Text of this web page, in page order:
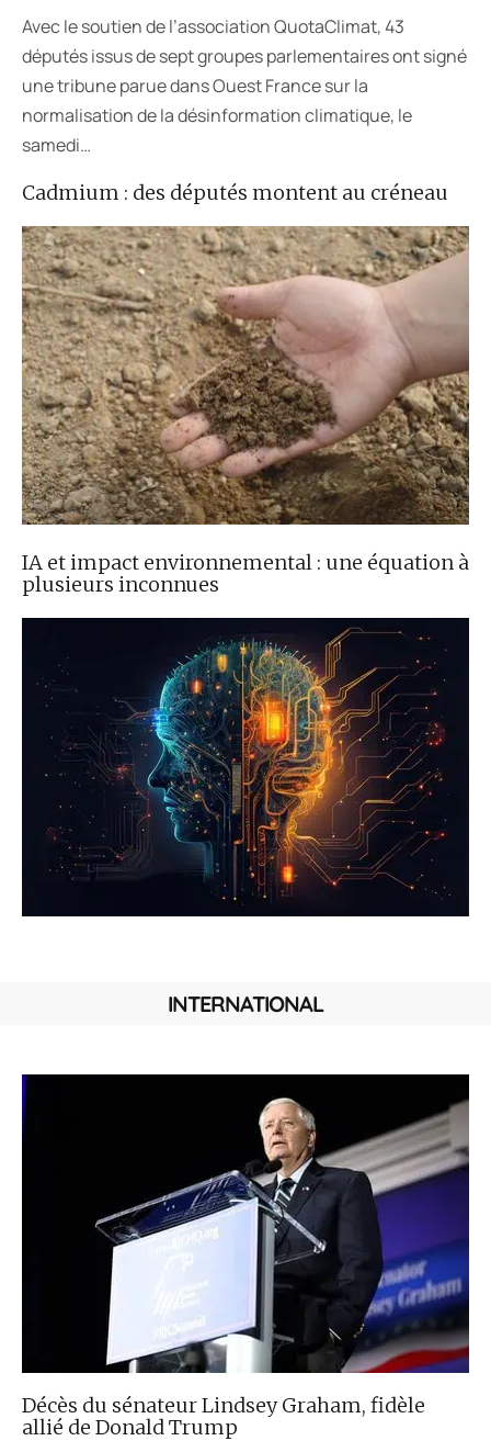
Cadmium : des députés montent au créneau
IA et impact environnemental : une équation à
plusieurs inconnues
Avec le soutien de l’association QuotaClimat, 43
députés issus de sept groupes parlementaires ont signé
une tribune parue dans Ouest France sur la
normalisation de la désinformation climatique, le
samedi…
INTERNATIONAL
Décès du sénateur Lindsey Graham, fidèle
allié de Donald Trump